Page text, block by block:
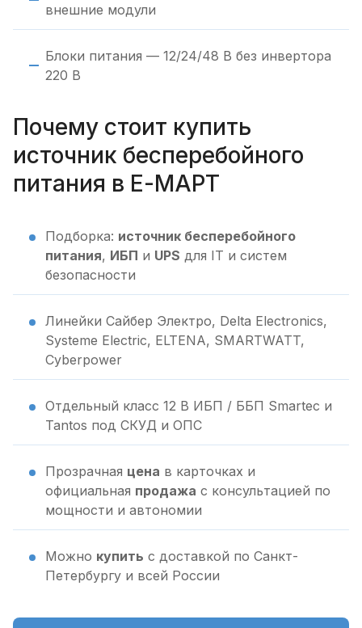
внешние модули
Блоки питания — 12/24/48 В без инвертора
220 В
Почему стоит купить
источник бесперебойного
питания в Е-МАРТ
Подборка: источник бесперебойного
питания, ИБП и UPS для IT и систем
безопасности
Линейки Сайбер Электро, Delta Electronics,
Systeme Electric, ELTENA, SMARTWATT,
Cyberpower
Отдельный класс 12 В ИБП / ББП Smartec и
Tantos под СКУД и ОПС
Прозрачная цена в карточках и
официальная продажа с консультацией по
мощности и автономии
Можно купить с доставкой по Санкт-
Петербургу и всей России